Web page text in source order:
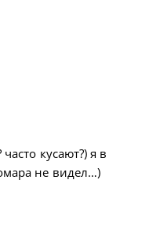
кусают?) я в
не видел…)